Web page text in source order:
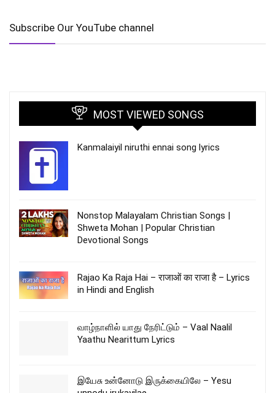
Subscribe Our YouTube channel
MOST VIEWED SONGS
Kanmalaiyil niruthi ennai song lyrics
Nonstop Malayalam Christian Songs |
Shweta Mohan | Popular Christian
Devotional Songs
Rajao Ka Raja Hai – राजाओं का राजा है – Lyrics
in Hindi and English
வாழ்நாளில் யாது நேரிட்டும் – Vaal Naalil
Yaathu Nearittum Lyrics
இயேசு உன்னோடு இருக்கையிலே – Yesu